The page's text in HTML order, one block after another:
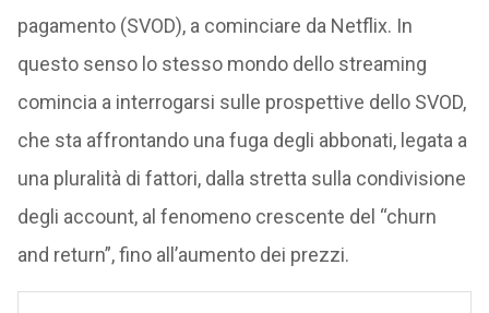
pagamento (SVOD), a cominciare da Netflix. In
questo senso lo stesso mondo dello streaming
comincia a interrogarsi sulle prospettive dello SVOD,
che sta affrontando una fuga degli abbonati, legata a
una pluralità di fattori, dalla stretta sulla condivisione
degli account, al fenomeno crescente del “churn
and return”, fino all’aumento dei prezzi.